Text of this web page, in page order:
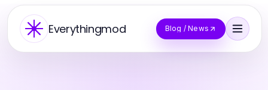
Everythingmod Blog / News